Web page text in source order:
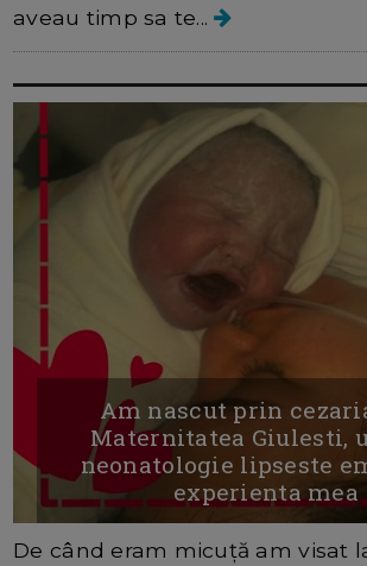
aveau timp sa te...
Am nascut prin
Maternitatea Giulesti,
neonatologie lipseste
experienta mea
De când eram micuță am visat